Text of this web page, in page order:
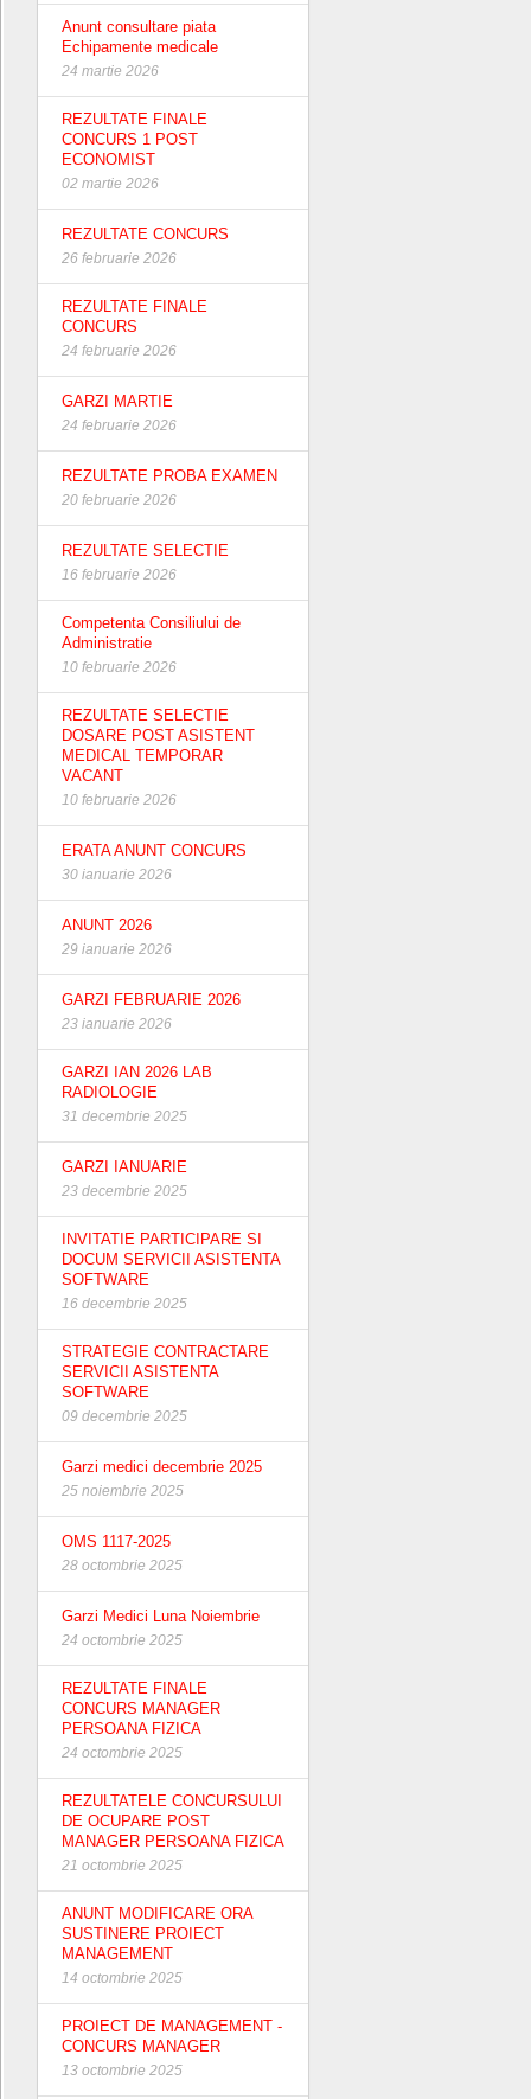
Anunt consultare piata
Echipamente medicale
24 martie 2026
REZULTATE FINALE
CONCURS 1 POST
ECONOMIST
02 martie 2026
REZULTATE CONCURS
26 februarie 2026
REZULTATE FINALE
CONCURS
24 februarie 2026
GARZI MARTIE
24 februarie 2026
REZULTATE PROBA EXAMEN
20 februarie 2026
REZULTATE SELECTIE
16 februarie 2026
Competenta Consiliului de
Administratie
10 februarie 2026
REZULTATE SELECTIE
DOSARE POST ASISTENT
MEDICAL TEMPORAR
VACANT
10 februarie 2026
ERATA ANUNT CONCURS
30 ianuarie 2026
ANUNT 2026
29 ianuarie 2026
GARZI FEBRUARIE 2026
23 ianuarie 2026
GARZI IAN 2026 LAB
RADIOLOGIE
31 decembrie 2025
GARZI IANUARIE
23 decembrie 2025
INVITATIE PARTICIPARE SI
DOCUM SERVICII ASISTENTA
SOFTWARE
16 decembrie 2025
STRATEGIE CONTRACTARE
SERVICII ASISTENTA
SOFTWARE
09 decembrie 2025
Garzi medici decembrie 2025
25 noiembrie 2025
OMS 1117-2025
28 octombrie 2025
Garzi Medici Luna Noiembrie
24 octombrie 2025
REZULTATE FINALE
CONCURS MANAGER
PERSOANA FIZICA
24 octombrie 2025
REZULTATELE CONCURSULUI
DE OCUPARE POST
MANAGER PERSOANA FIZICA
21 octombrie 2025
ANUNT MODIFICARE ORA
SUSTINERE PROIECT
MANAGEMENT
14 octombrie 2025
PROIECT DE MANAGEMENT -
CONCURS MANAGER
13 octombrie 2025